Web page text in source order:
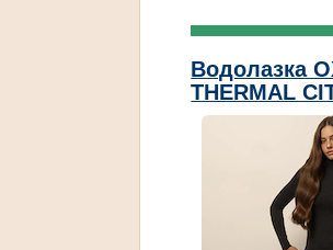
Водолазка
THERMAL